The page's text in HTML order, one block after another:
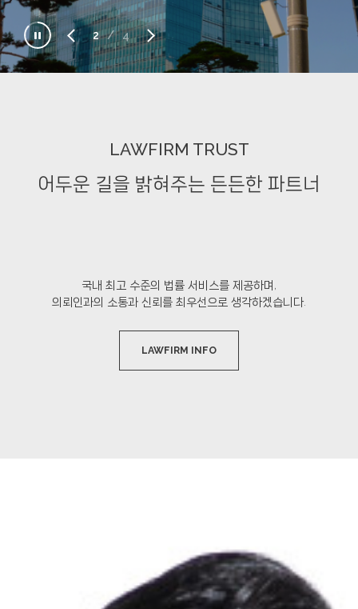
pause 2 / 4
LAWFIRM TRUST
어두운 길을 밝혀주는 든든한 파트너
국내 최고 수준의 법률 서비스를 제공하며,
의뢰인과의 소통과 신뢰를 최우선으로 생각하겠습니다.
LAWFIRM INFO